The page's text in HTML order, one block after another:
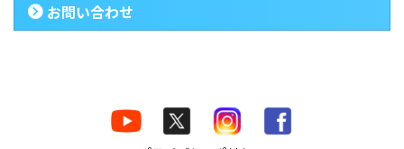
お問い合わせ